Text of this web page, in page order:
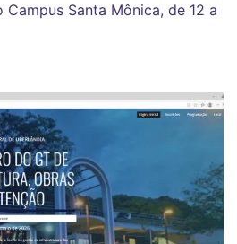
Santa Mônica, de 12 a